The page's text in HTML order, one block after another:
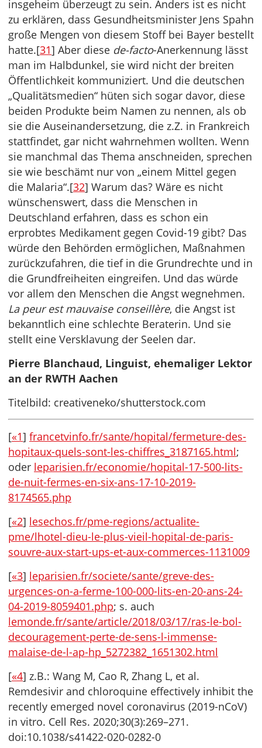
insgeheim überzeugt zu sein. Anders ist es nicht
zu erklären, dass Gesundheitsminister Jens Spahn
große Mengen von diesem Stoff bei Bayer bestellt
hatte.[31] Aber diese de-facto-Anerkennung lässt
man im Halbdunkel, sie wird nicht der breiten
Öffentlichkeit kommuniziert. Und die deutschen
„Qualitätsmedien“ hüten sich sogar davor, diese
beiden Produkte beim Namen zu nennen, als ob
sie die Auseinandersetzung, die z.Z. in Frankreich
stattfindet, gar nicht wahrnehmen wollten. Wenn
sie manchmal das Thema anschneiden, sprechen
sie wie beschämt nur von „einem Mittel gegen
die Malaria“.[32] Warum das? Wäre es nicht
wünschenswert, dass die Menschen in
Deutschland erfahren, dass es schon ein
erprobtes Medikament gegen Covid-19 gibt? Das
würde den Behörden ermöglichen, Maßnahmen
zurückzufahren, die tief in die Grundrechte und in
die Grundfreiheiten eingreifen. Und das würde
vor allem den Menschen die Angst wegnehmen.
La peur est mauvaise conseillère, die Angst ist
bekanntlich eine schlechte Beraterin. Und sie
stellt eine Versklavung der Seelen dar.
Pierre Blanchaud, Linguist, ehemaliger Lektor
an der RWTH Aachen
Titelbild: creativeneko/shutterstock.com
[«1] francetvinfo.fr/sante/hopital/fermeture-des-
hopitaux-quels-sont-les-chiffres_3187165.html;
oder leparisien.fr/economie/hopital-17-500-lits-
de-nuit-fermes-en-six-ans-17-10-2019-
8174565.php
[«2] lesechos.fr/pme-regions/actualite-
pme/lhotel-dieu-le-plus-vieil-hopital-de-paris-
souvre-aux-start-ups-et-aux-commerces-1131009
[«3] leparisien.fr/societe/sante/greve-des-
urgences-on-a-ferme-100-000-lits-en-20-ans-24-
04-2019-8059401.php; s. auch
lemonde.fr/sante/article/2018/03/17/ras-le-bol-
decouragement-perte-de-sens-l-immense-
malaise-de-l-ap-hp_5272382_1651302.html
[«4] z.B.: Wang M, Cao R, Zhang L, et al.
Remdesivir and chloroquine effectively inhibit the
recently emerged novel coronavirus (2019-nCoV)
in vitro. Cell Res. 2020;30(3):269–271.
doi:10.1038/s41422-020-0282-0